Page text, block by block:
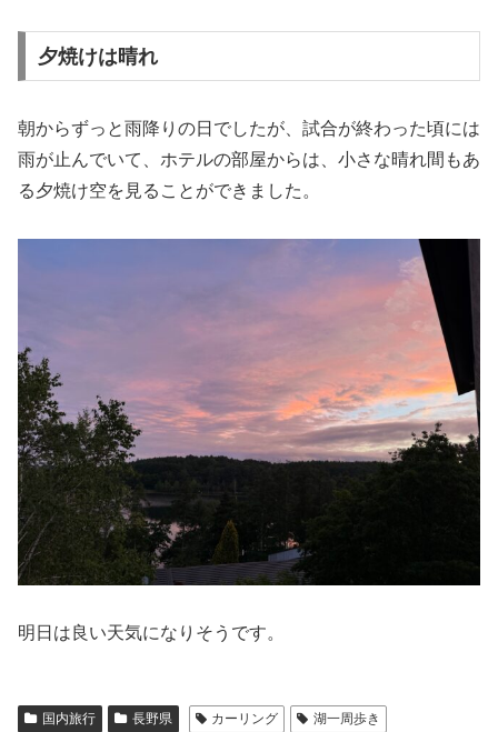
夕焼けは晴れ
朝からずっと雨降りの日でしたが、試合が終わった頃には
雨が止んでいて、ホテルの部屋からは、小さな晴れ間もあ
る夕焼け空を見ることができました。
明日は良い天気になりそうです。
国内旅行 長野県 カーリング 湖一周歩き